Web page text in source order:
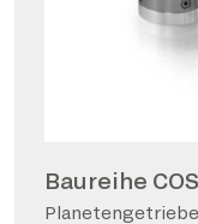
Baureihe
Planetengetriebe